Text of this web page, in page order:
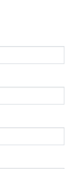
की लाश-